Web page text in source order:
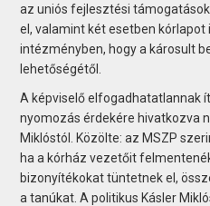
az uniós fejlesztési
el, valamint két esetben
intézményben, hogy a károsult
lehetőségétől.
A képviselő elfogadhatatlannak
nyomozás érdekére hivatkozva
Miklóstól. Közölte: az MSZP
ha a kórház vezetőit
bizonyítékokat tüntetnek el,
a tanúkat. A politikus Kásler